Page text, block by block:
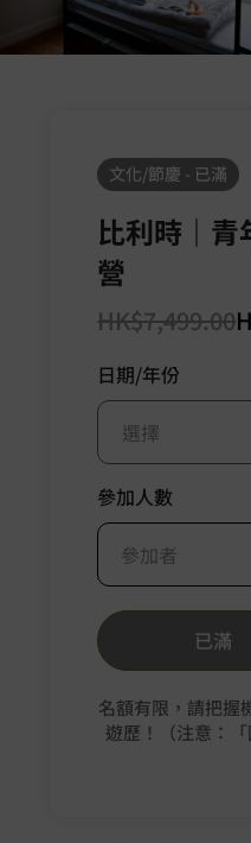
文化/節慶 - 已滿
比利時｜
營
HK$7,499.00
日期/年份
選擇
參加人數
參加者
已滿
名額有限，請把握
遊歷！（注意：